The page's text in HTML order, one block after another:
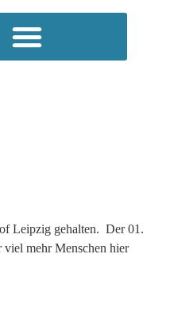
Leipzig gehalten. Der 01.
viel mehr Menschen hier